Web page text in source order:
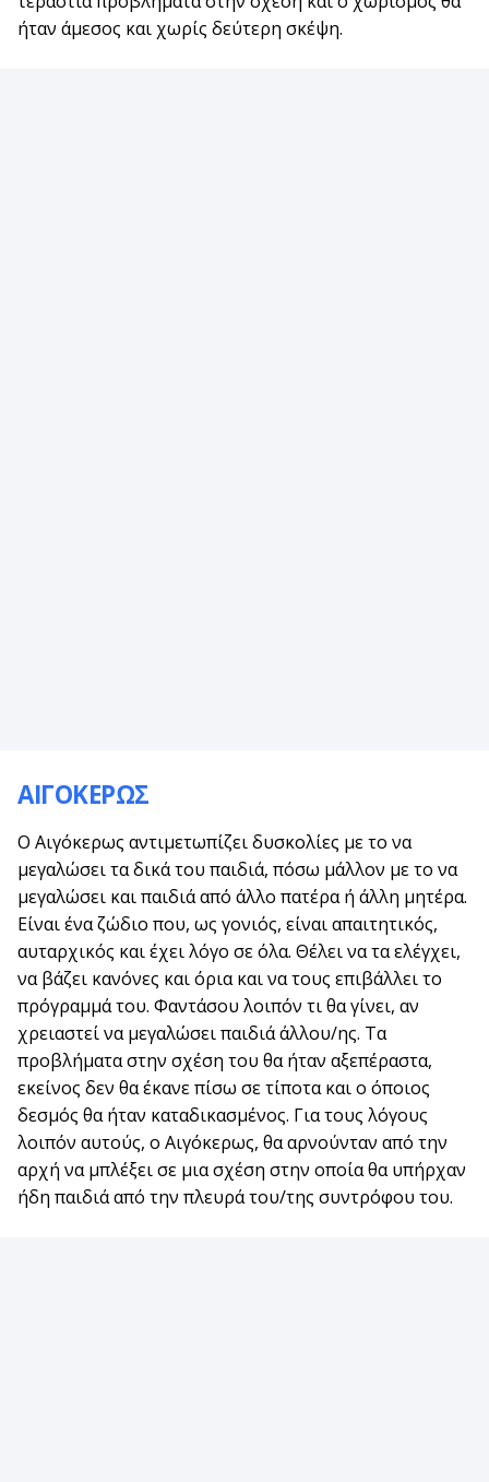
ήταν άμεσος και χωρίς δεύτερη σκέψη.
ΑΙΓΟΚΕΡΩΣ
Ο Αιγόκερως αντιμετωπίζει δυσκολίες με το να
μεγαλώσει τα δικά του παιδιά, πόσω μάλλον με το να
μεγαλώσει και παιδιά από άλλο πατέρα ή άλλη μητέρα.
Είναι ένα ζώδιο που, ως γονιός, είναι απαιτητικός,
αυταρχικός και έχει λόγο σε όλα. Θέλει να τα ελέγχει,
να βάζει κανόνες και όρια και να τους επιβάλλει το
πρόγραμμά του. Φαντάσου λοιπόν τι θα γίνει, αν
χρειαστεί να μεγαλώσει παιδιά άλλου/ης. Τα
προβλήματα στην σχέση του θα ήταν αξεπέραστα,
εκείνος δεν θα έκανε πίσω σε τίποτα και ο όποιος
δεσμός θα ήταν καταδικασμένος. Για τους λόγους
λοιπόν αυτούς, ο Αιγόκερως, θα αρνούνταν από την
αρχή να μπλέξει σε μια σχέση στην οποία θα υπήρχαν
ήδη παιδιά από την πλευρά του/της συντρόφου του.